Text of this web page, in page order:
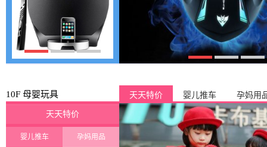
10F 母婴玩具 天天特价 婴儿推车 孕妈用
天天特价
婴儿推车 孕妈用品